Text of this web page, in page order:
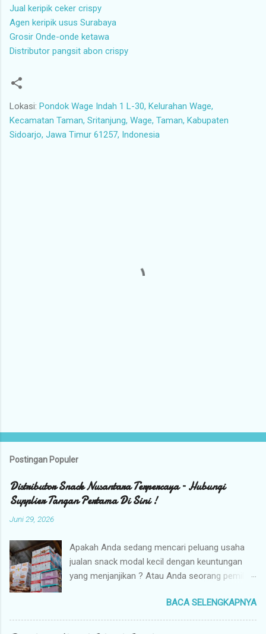
Jual keripik ceker crispy
Agen keripik usus Surabaya
Grosir Onde-onde ketawa
Distributor pangsit abon crispy
Lokasi: Pondok Wage Indah 1 L-30, Kelurahan Wage,
Kecamatan Taman, Sritanjung, Wage, Taman, Kabupaten
Sidoarjo, Jawa Timur 61257, Indonesia
Postingan Populer
Distributor Snack Nusantara Terpercaya – Hubungi
Supplier Tangan Pertama Di Sini !
Juni 29, 2026
Apakah Anda sedang mencari peluang usaha
jualan snack modal kecil dengan keuntungan
yang menjanjikan ? Atau Anda seorang pemilik
tangan pertama dengan harga grosir camilan
kiloan termurah ? Camilan Nusantara hadir
BACA SELENGKAPNYA